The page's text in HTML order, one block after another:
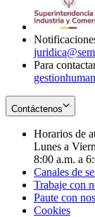
Para
Contáctenos
Horarios de
Lunes a
8:00 a.m. a
Canales de
Trabaje con
Paute con
Cookies